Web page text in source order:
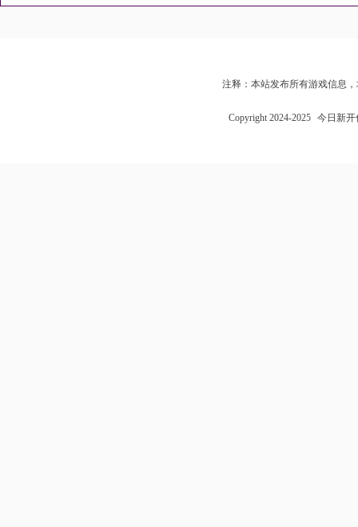
注释：本站发布所有游戏信息
Copyright 2024-2025 今日新开